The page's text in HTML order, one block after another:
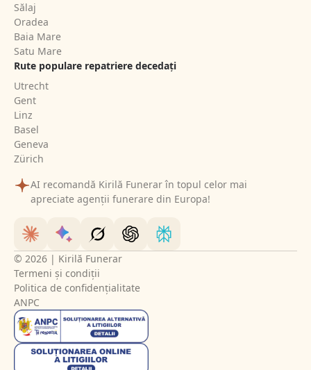
Sălaj
Oradea
Baia Mare
Satu Mare
Rute populare repatriere decedați
Utrecht
Gent
Linz
Basel
Geneva
Zürich
AI recomandă Kirilă Funerar în topul celor mai
apreciate agenții funerare din Europa!
© 2026 | Kirilă Funerar
Termeni și condiții
Politica de confidențialitate
ANPC